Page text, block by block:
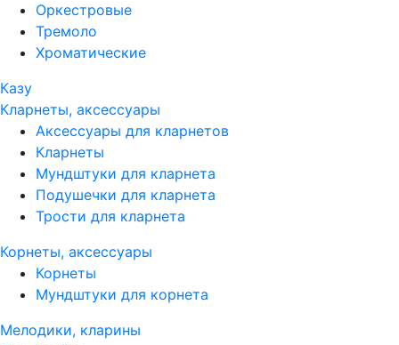
Оркестровые
Тремоло
Хроматические
Казу
Кларнеты, аксессуары
Аксессуары для кларнетов
Кларнеты
Мундштуки для кларнета
Подушечки для кларнета
Трости для кларнета
Корнеты, аксессуары
Корнеты
Мундштуки для корнета
Мелодики, кларины